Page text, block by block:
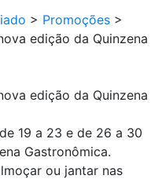
> Promoções >
edição da Quinzena
edição da Quinzena
19 a 23 e de 26 a 30
Gastronômica.
ou jantar nas